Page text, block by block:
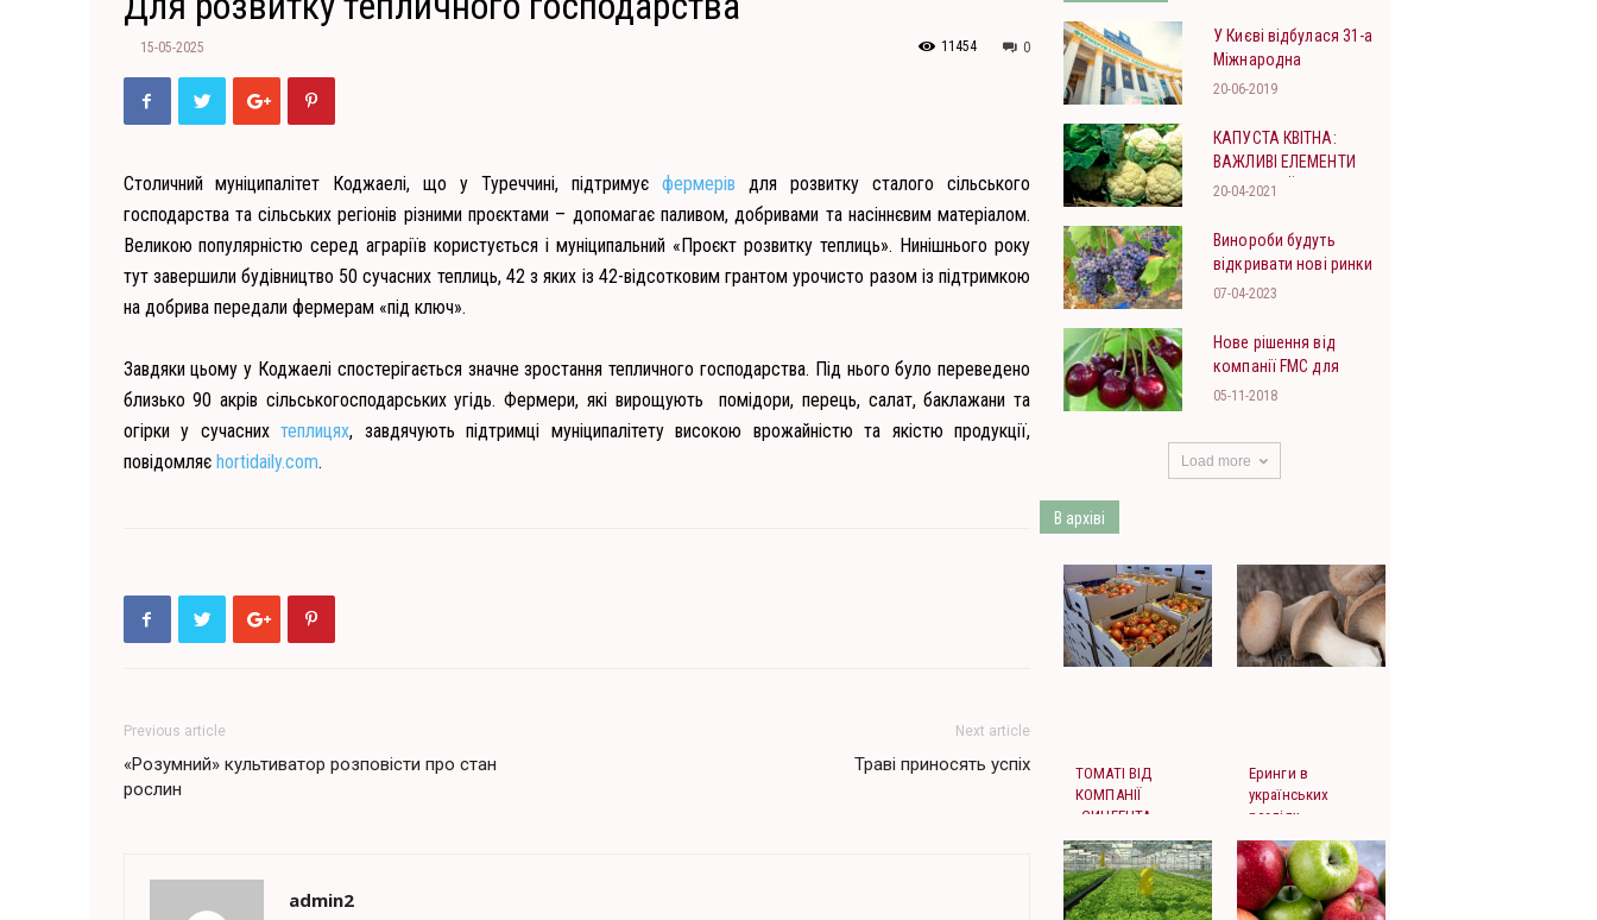
15-05-2025 0
11454
Столичний муніципалітет Коджаелі, що у Туреччині, підтримуєфермерів для розвитку сталого сільського
господарства та сільських регіонів різними проєктами – допомагає паливом, добривами та насіннєвим матеріалом.
Великою популярністю серед аграріїв користується і муніципальний «Проєкт розвитку теплиць». Нинішнього року
тут завершили будівництво 50 сучасних теплиць, 42 з яких із 42-відсотковим грантом урочисто разом із підтримкою
на добрива передали фермерам «під ключ».
Завдяки цьому у Коджаелі спостерігається значне зростання тепличного господарства. Під нього було переведено
близько 90 акрів сільськогосподарських угідь. Фермери, які вирощують помідори, перець, салат, баклажани та
огірки у сучаснихтеплицях, завдячують підтримці муніципалітету високою врожайністю та якістю продукції,
повідомляє hortidaily.com.
Previous article
«Розумний» культиватор розповісти про стан
рослин
Next article
Траві приносять успіх
admin2
У Києві відбулася 31-а
Міжнародна
агропромислова
20-06-2019
КАПУСТА КВІТНА:
ВАЖЛИВІ ЕЛЕМЕНТИ
ТЕХНОЛОГІЇ
20-04-2021
Винороби будуть
відкривати нові ринки
07-04-2023
Нове рішення від
компанії FMC для
контролю вишневої
05-11-2018
Load more
В архіві
ТОМАТІ ВІД
КОМПАНІЇ
«СИНГЕНТА»
ВІДКРИВАЮТЬ
ПУТЬ ДО ЄВРОПИ!
Еринги в
українських
реаліях